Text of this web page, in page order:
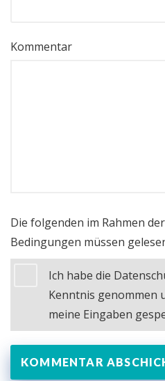
Kommentar
Die folgenden im Rahmen
Bedingungen müssen
Ich habe die
Kenntnis genommen
meine Eingaben